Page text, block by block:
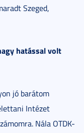
Szeged,
hatással volt
jó barátom
Intézet
Nála OTDK-